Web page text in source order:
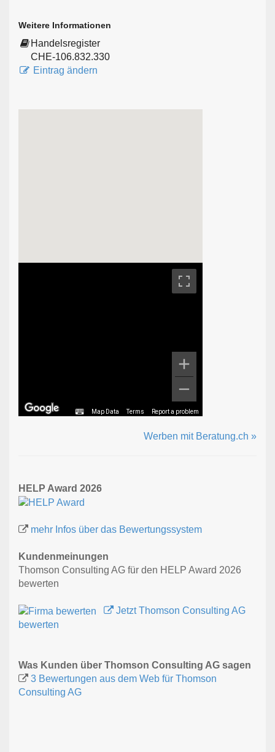
Weitere Informationen
Handelsregister
CHE-106.832.330
Eintrag ändern
Map Data Terms Report a problem
Werben mit Beratung.ch »
HELP Award 2026
mehr Infos über das Bewertungssystem
Kundenmeinungen
Thomson Consulting AG für den HELP Award 2026
bewerten
Jetzt Thomson Consulting AG
bewerten
Was Kunden über Thomson Consulting AG sagen
3 Bewertungen aus dem Web für Thomson
Consulting AG